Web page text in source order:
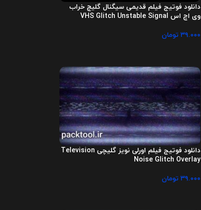
دانلود فوتیج فیلم قدیمی سیگنال گلیچ خراب
وی اچ اس VHS Glitch Unstable Signal
۳۹.۰۰۰ تومان
دانلود فوتیج فیلم اورلی نویز گلیچی Television
Noise Glitch Overlay
۳۹.۰۰۰ تومان